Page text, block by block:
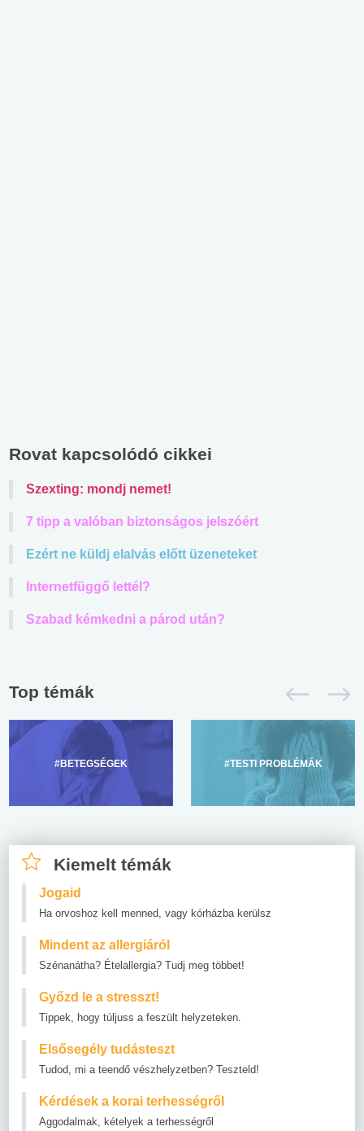
Rovat kapcsolódó cikkei
Szexting: mondj nemet!
7 tipp a valóban biztonságos jelszóért
Ezért ne küldj elalvás előtt üzeneteket
Internetfüggő lettél?
Szabad kémkedni a párod után?
Top témák
#BETEGSÉGEK #TESTI PROBLÉMÁK
Kiemelt témák
Jogaid
Ha orvoshoz kell menned, vagy kórházba kerülsz
Mindent az allergiáról
Szénanátha? Ételallergia? Tudj meg többet!
Győzd le a stresszt!
Tippek, hogy túljuss a feszült helyzeteken.
Elsősegély tudásteszt
Tudod, mi a teendő vészhelyzetben? Teszteld!
Kérdések a korai terhességről
Aggodalmak, kételyek a terhességről